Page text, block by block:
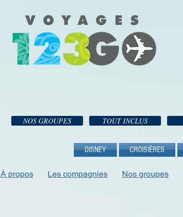
NOS GROUPES TOUT INCLUS
DISNEY CROISIÈRES
À propos Les compagnies Nos groupes